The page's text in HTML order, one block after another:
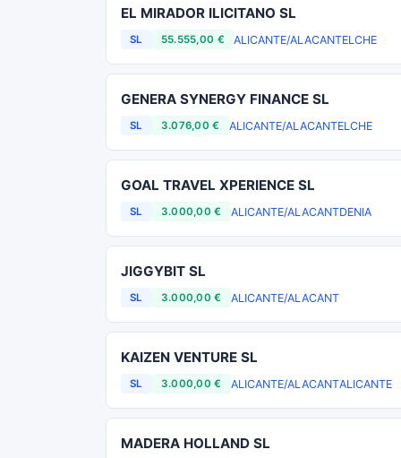
EL MIRADOR ILICITANO SL
SL 55.555,00 € ALICANTE/ALACANTELCHE
GENERA SYNERGY FINANCE SL
SL 3.076,00 € ALICANTE/ALACANTELCHE
GOAL TRAVEL XPERIENCE SL
SL 3.000,00 € ALICANTE/ALACANTDENIA
JIGGYBIT SL
SL 3.000,00 € ALICANTE/ALACANT
KAIZEN VENTURE SL
SL 3.000,00 € ALICANTE/ALACANTALICANTE
MADERA HOLLAND SL